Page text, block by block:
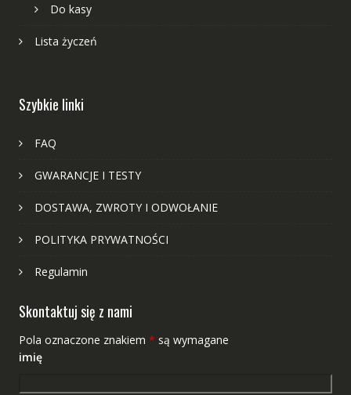
Do kasy
Lista życzeń
Szybkie linki
FAQ
GWARANCJE I TESTY
DOSTAWA, ZWROTY I ODWOŁANIE
POLITYKA PRYWATNOŚCI
Regulamin
Skontaktuj się z nami
Pola oznaczone znakiem * są wymagane
imię